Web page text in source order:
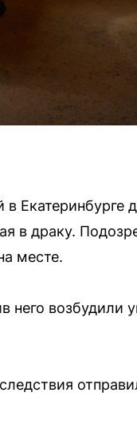
Екатеринбурге
в драку.
месте.
возбудили